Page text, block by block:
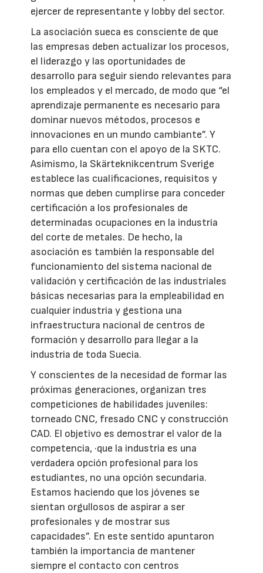
ejercer de representante y lobby del sector.
La asociación sueca es consciente de que
las empresas deben actualizar los procesos,
el liderazgo y las oportunidades de
desarrollo para seguir siendo relevantes para
los empleados y el mercado, de modo que “el
aprendizaje permanente es necesario para
dominar nuevos métodos, procesos e
innovaciones en un mundo cambiante”. Y
para ello cuentan con el apoyo de la SKTC.
Asimismo, la Skärteknikcentrum Sverige
establece las cualificaciones, requisitos y
normas que deben cumplirse para conceder
certificación a los profesionales de
determinadas ocupaciones en la industria
del corte de metales. De hecho, la
asociación es también la responsable del
funcionamiento del sistema nacional de
validación y certificación de las industriales
básicas necesarias para la empleabilidad en
cualquier industria y gestiona una
infraestructura nacional de centros de
formación y desarrollo para llegar a la
industria de toda Suecia.
Y conscientes de la necesidad de formar las
próximas generaciones, organizan tres
competiciones de habilidades juveniles:
torneado CNC, fresado CNC y construcción
CAD. El objetivo es demostrar el valor de la
competencia, ·que la industria es una
verdadera opción profesional para los
estudiantes, no una opción secundaria.
Estamos haciendo que los jóvenes se
sientan orgullosos de aspirar a ser
profesionales y de mostrar sus
capacidades”. En este sentido apuntaron
también la importancia de mantener
siempre el contacto con centros